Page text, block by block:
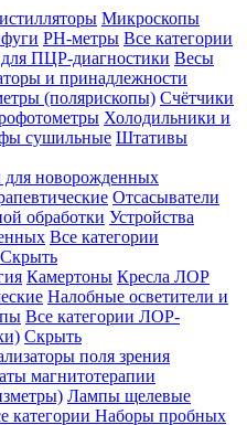
Микроскопы
PH-метры Все категории
ПЦР-диагностики Весы
и принадлежности
(полярископы) Счётчики
Холодильники и
сушильные Штативы
новорожденных
Отсасыватели
обработки Устройства
Все категории
Скрыть
Камертоны Кресла ЛОР
Налобные осветители и
Все категории ЛОР-
Скрыть
поля зрения
магнитотерапии
Лампы щелевые
категории Наборы пробных